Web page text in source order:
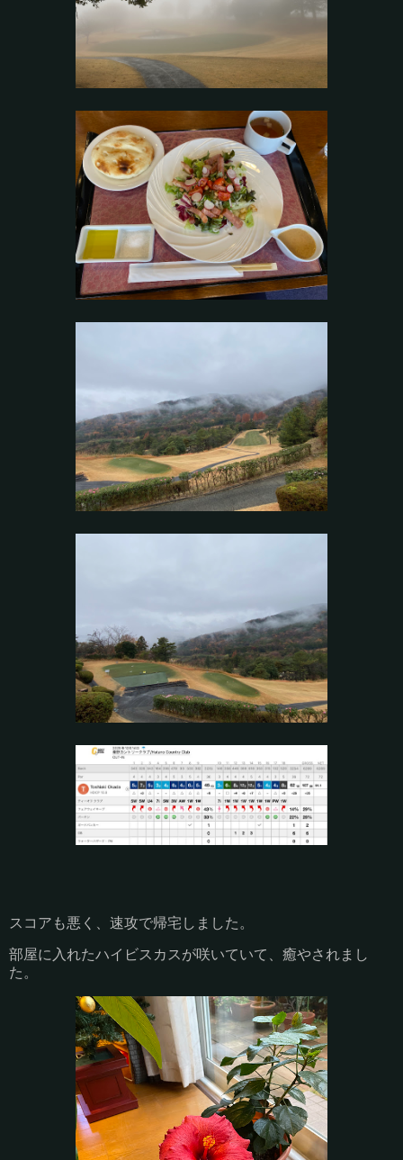
スコアも悪く、速攻で帰宅しました。
部屋に入れたハイビスカスが咲いていて、癒やされまし
た。